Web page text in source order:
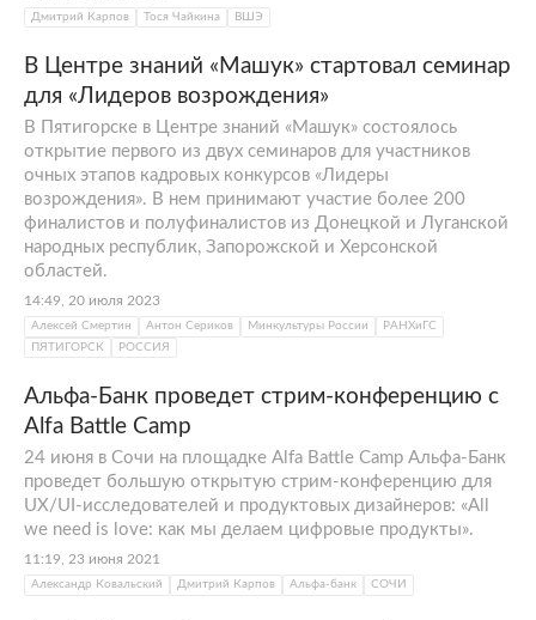
Дмитрий Карпов Тося Чайкина ВШЭ
В Центре знаний «Машук» стартовал семинар
для «Лидеров возрождения»
В Пятигорске в Центре знаний «Машук» состоялось
открытие первого из двух семинаров для участников
очных этапов кадровых конкурсов «Лидеры
возрождения». В нем принимают участие более 200
финалистов и полуфиналистов из Донецкой и Луганской
народных республик, Запорожской и Херсонской
областей.
14:49, 20 июля 2023
Алексей Смертин Антон Сериков Минкультуры России
РАНХиГС
ПЯТИГОРСК
РОССИЯ
Альфа-Банк проведет стрим-конференцию с
Alfa Battle Camp
24 июня в Сочи на площадке Alfa Battle Camp Альфа-Банк
проведет большую открытую стрим-конференцию для
UX/UI-исследователей и продуктовых дизайнеров: «All
we need is love: как мы делаем цифровые продукты».
11:19, 23 июня 2021
Александр Ковальский Дмитрий Карпов Альфа-банк СОЧИ